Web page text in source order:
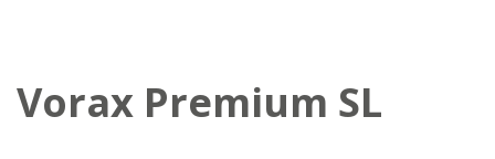
Vorax Premium SL